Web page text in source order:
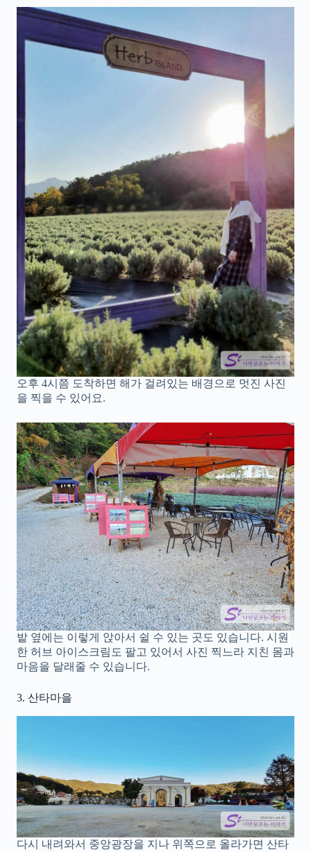
오후 4시쯤 도착하면 해가 걸려있는 배경으로 멋진 사진
을 찍을 수 있어요.
밭 옆에는 이렇게 앉아서 쉴 수 있는 곳도 있습니다. 시원
한 허브 아이스크림도 팔고 있어서 사진 찍느라 지친 몸과
마음을 달래줄 수 있습니다.
3. 산타마을
다시 내려와서 중앙광장을 지나 위쪽으로 올라가면 산타